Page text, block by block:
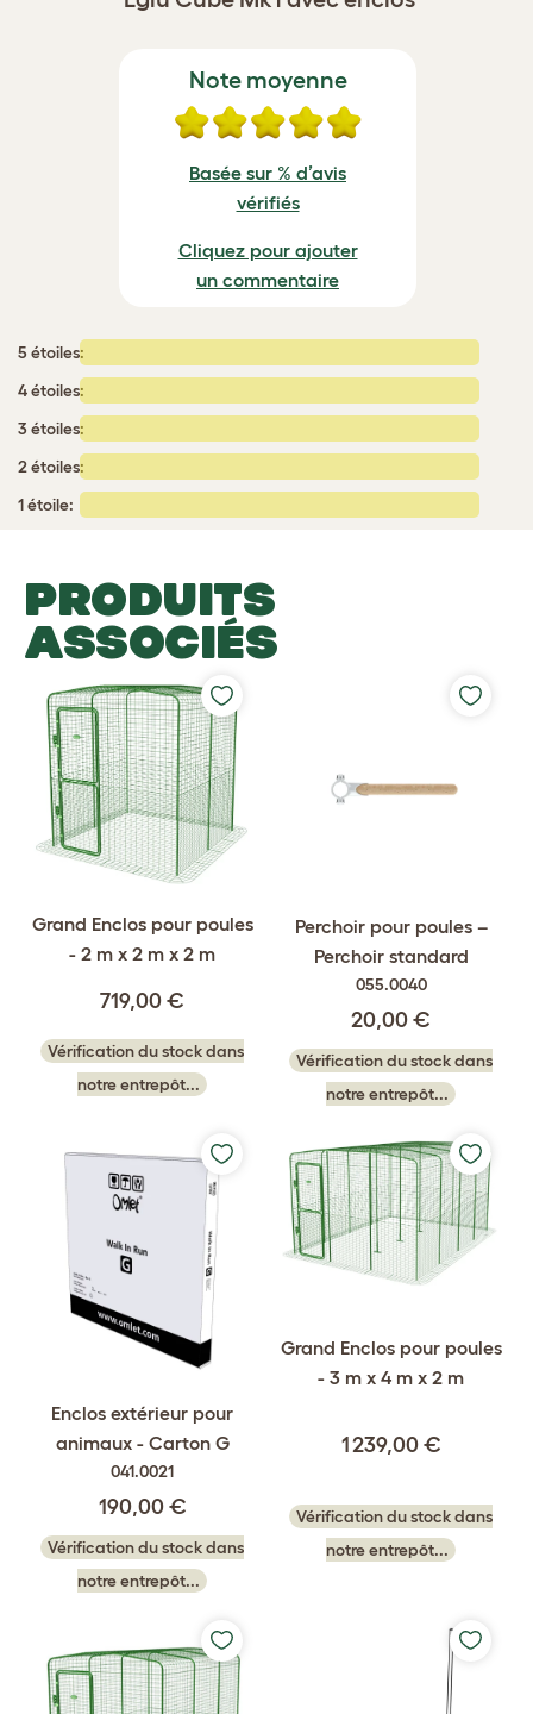
Note moyenne
Basée sur % d’avis
vérifiés
Cliquez pour ajouter
un commentaire
5 étoiles:
4 étoiles:
3 étoiles:
2 étoiles:
1 étoile:
PRODUITS
ASSOCIÉS
Grand Enclos pour poules
- 2 m x 2 m x 2 m
719,00 €
Vérification du stock dans
notre entrepôt...
Perchoir pour poules –
Perchoir standard
055.0040
20,00 €
Vérification du stock dans
notre entrepôt...
Enclos extérieur pour
animaux - Carton G
041.0021
190,00 €
Vérification du stock dans
notre entrepôt...
Grand Enclos pour poules
- 3 m x 4 m x 2 m
1 239,00 €
Vérification du stock dans
notre entrepôt...